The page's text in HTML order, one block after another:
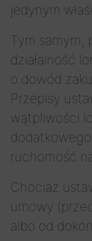
jedynym
Tym samym,
działalność
o dowód
Przepisy
wątpliwości
ruchomość
Chociaż
umowy
albo od